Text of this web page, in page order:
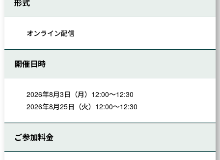
形式
オンライン配信
開催日時
2026年8月3日（月）12:00～12:30
2026年8月25日（火）12:00～12:30
ご参加料金